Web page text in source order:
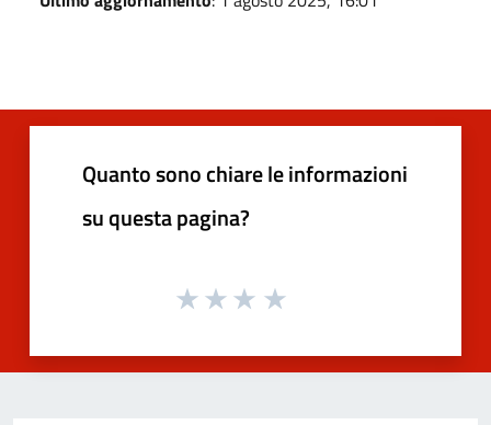
Quanto sono chiare le informazioni
su questa pagina?